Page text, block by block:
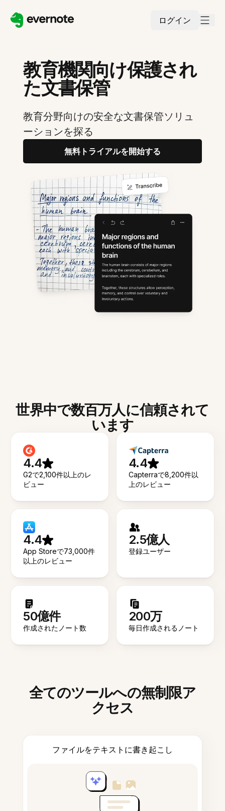
ログイン
教育機関向け保護され
た文書保管
教育分野向けの安全な文書保管ソリュ
ーションを探る
無料トライアルを開始する
世界中で数百万人に信頼されて
います
4.4
G2で2,100件以上のレ
ビュー
4.4
Capterraで8,200件以
上のレビュー
4.4
App Storeで73,000件
以上のレビュー
2.5億人
登録ユーザー
50億件
作成されたノート数
200万
毎日作成されるノート
全てのツールへの無制限ア
クセス
ファイルをテキストに書き起こし